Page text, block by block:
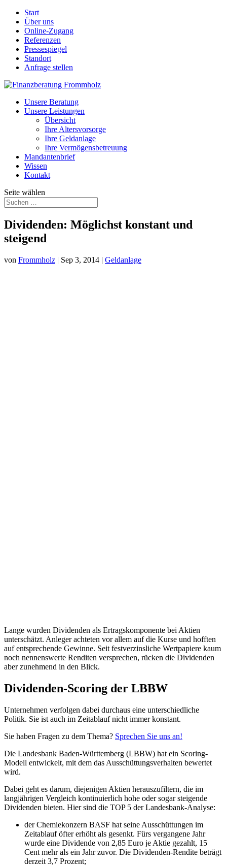
Start
Über uns
Online-Zugang
Referenzen
Pressespiegel
Standort
Anfrage stellen
Unsere Beratung
Unsere Leistungen
Übersicht
Ihre Altersvorsorge
Ihre Geldanlage
Ihre Vermögensbetreuung
Mandantenbrief
Wissen
Kontakt
Seite wählen
Dividenden: Möglichst konstant und
steigend
von Frommholz | Sep 3, 2014 | Geldanlage
Lange wurden Dividenden als Ertragskomponente bei Aktien
unterschätzt. Anleger achteten vor allem auf die Kurse und hofften
auf entsprechende Gewinne. Seit festverzinsliche Wertpapiere kaum
noch nennenswerte Renditen versprechen, rücken die Dividenden
aber zunehmend in den Blick.
Dividenden-Scoring der LBBW
Unternehmen verfolgen dabei durchaus eine unterschiedliche
Politik. Sie ist auch im Zeitablauf nicht immer konstant.
Sie haben Fragen zu dem Thema? Sprechen Sie uns an!
Die Landesbank Baden-Württemberg (LBBW) hat ein Scoring-
Modell entwickelt, mit dem das Ausschüttungsverhalten bewertet
wird.
Dabei geht es darum, diejenigen Aktien herauszufiltern, die im
langjährigen Vergleich kontinuierlich hohe oder sogar steigende
Dividenden bieten. Hier sind die TOP 5 der Landesbank-Analyse:
der Chemiekonzern BASF hat seine Ausschüttungen im
Zeitablauf öfter erhöht als gesenkt. Fürs vergangene Jahr
wurde eine Dividende von 2,85 Euro je Aktie gezahlt, 15
Cent mehr als ein Jahr zuvor. Die Dividenden-Rendite beträgt
derzeit 3,7 Prozent;